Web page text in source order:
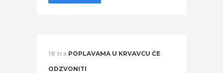
18 tra POPLAVAMA U KRVAVCU ĆE
ODZVONITI